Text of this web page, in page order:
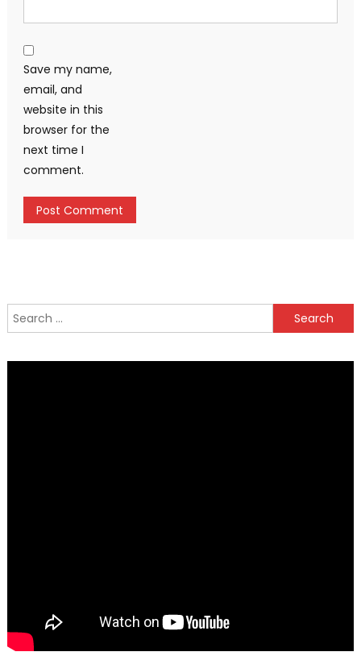
Save my name,
email, and
website in this
browser for the
next time I
comment.
Search
for: